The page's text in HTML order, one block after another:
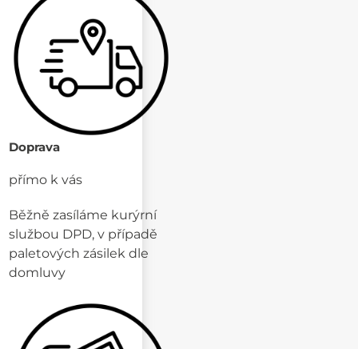
Doprava
přímo k vás
Běžně zasíláme kurýrní
službou DPD, v případě
paletových zásilek dle
domluvy